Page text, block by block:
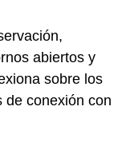
abiertos y
sobre los
de conexión con